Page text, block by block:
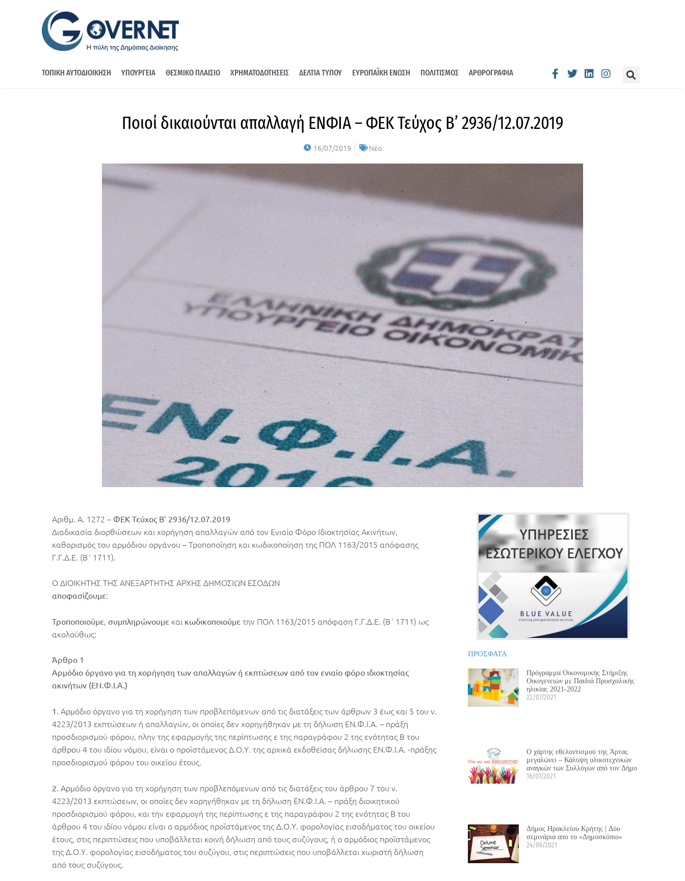
ΤΟΠΙΚΗ ΑΥΤΟΔΙΟΙΚΗΣΗ ΥΠΟΥΡΓΕΙΑ ΘΕΣΜΙΚΟ ΠΛΑΙΣΙΟ ΧΡΗΜΑΤΟΔΟΤΗΣΕΙΣ ΔΕΛΤΙΑ ΤΥΠΟΥ ΕΥΡΩΠΑΪΚΗ ΕΝΩΣΗ ΠΟΛΙΤΙΣΜΟΣ ΑΡΘΡΟΓΡΑΦΙΑ
Ποιοί δικαιούνται απαλλαγή ΕΝΦΙΑ – ΦΕΚ Τεύχος B’ 2936/12.07.2019
16/07/2019 Νέα
Αριθμ. Α. 1272 – ΦΕΚ Τεύχος B’ 2936/12.07.2019
Διαδικασία διορθώσεων και χορήγηση απαλλαγών από τον Ενιαίο Φόρο Ιδιοκτησίας Ακινήτων,
καθορισμός του αρμόδιου οργάνου – Τροποποίηση και κωδικοποίηση της ΠΟΛ 1163/2015 απόφασης
Γ.Γ.Δ.Ε. (Β΄ 1711).
Ο ΔΙΟΙΚΗΤΗΣ ΤΗΣ ΑΝΕΞΑΡΤΗΤΗΣ ΑΡΧΗΣ ΔΗΜΟΣΙΩΝ ΕΣΟΔΩΝ
αποφασίζουμε:
Τροποποιούμε, συμπληρώνουμε και κωδικοποιούμε την ΠΟΛ 1163/2015 απόφαση Γ.Γ.Δ.Ε. (Β΄ 1711) ως
ακολούθως:
Άρθρο 1
Αρμόδιο όργανο για τη χορήγηση των απαλλαγών ή εκπτώσεων από τον ενιαίο φόρο ιδιοκτησίας
ακινήτων (ΕΝ.Φ.Ι.Α.)
1 . Αρμόδιο όργανο για τη χορήγηση των προβλεπόμενων από τις διατάξεις των άρθρων 3 έως και 5 του ν.
4223/2013 εκπτώσεων ή απαλλαγών, οι οποίες δεν χορηγήθηκαν με τη δήλωση ΕΝ.Φ.Ι.Α. – πράξη
προσδιορισμού φόρου, πλην της εφαρμογής της περίπτωσης ε της παραγράφου 2 της ενότητας Β του
άρθρου 4 του ιδίου νόμου, είναι ο προϊστάμενος Δ.Ο.Υ. της αρχικά εκδοθείσας δήλωσης ΕΝ.Φ.Ι.Α. -πράξης
προσδιορισμού φόρου του οικείου έτους.
2. Αρμόδιο όργανο για τη χορήγηση των προβλεπόμενων από τις διατάξεις του άρθρου 7 του ν.
4223/2013 εκπτώσεων, οι οποίες δεν χορηγήθηκαν με τη δήλωση ΕΝ.Φ.Ι.Α. – πράξη διοικητικού
προσδιορισμού φόρου, και την εφαρμογή της περίπτωσης ε της παραγράφου 2 της ενότητας Β του
άρθρου 4 του ιδίου νόμου είναι ο αρμόδιος προϊστάμενος της Δ.Ο.Υ. φορολογίας εισοδήματος του οικείου
έτους, στις περιπτώσεις που υποβάλλεται κοινή δήλωση από τους συζύγους, ή ο αρμόδιος προϊστάμενος
της Δ.Ο.Υ. φορολογίας εισοδήματος του συζύγου, στις περιπτώσεις που υποβάλλεται χωριστή δήλωση
από τους συζύγους.
ΠΡΟΣΦΑΤΑ
Πρόγραμμα Οικονομικής Στήριξης
Οικογενειών με Παιδιά Προσχολικής
ηλικίας 2021-2022
22/07/2021
Ο χάρτης εθελοντισμού της Άρτας
μεγαλώνει – Κάλυψη υλικοτεχνικών
αναγκών των Συλλόγων από τον Δήμο
16/07/2021
Δήμος Ηρακλείου Κρήτης | Δύο
σεμινάρια απο το «Δημοσκόπιο»
24/06/2021